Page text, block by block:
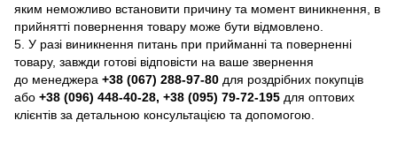
яким неможливо встановити причину та момент виникнення, в
прийнятті повернення товару може бути відмовлено.
5. У разі виникнення питань при прийманні та поверненні
товару, завжди готові відповісти на ваше звернення
до менеджера +38 (067) 288-97-80 для роздрібних покупців
або +38 (096) 448-40-28, +38 (095) 79-72-195 для оптових
клієнтів за детальною консультацією та допомогою.